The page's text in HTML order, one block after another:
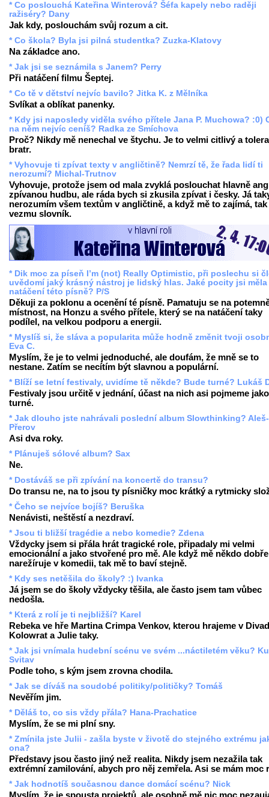
* Co poslouchá Kateřina Winterová? Šéfa kapely nebo raději
ražiséry? Dany
Jak kdy, poslouchám svůj rozum a cit.
* Co škola? Byla jsi pilná studentka? Zuzka-Klatovy
Na základce ano.
* Jak jsi se seznámila s Janem? Perry
Při natáčení filmu Šeptej.
* Co tě v dětství nejvíc bavilo? Jitka K. z Mělníka
Svlíkat a oblíkat panenky.
* Kdy jsi naposledy viděla svého přítele Jana P. Muchowa? :0)
na něm nejvíc ceníš? Radka ze Smíchova
Proč? Nikdy mě nenechal ve štychu. Je to velmi citlivý a
bratr.
* Vyhovuje ti zpívat texty v angličtině? Nemrzí tě, že řada lidí ti
nerozumí? Michal-Trutnov
Vyhovuje, protože jsem od mala zvyklá poslouchat hlavně
zpívanou hudbu, ale ráda bych si zkusila zpívat i česky. Já
nerozumím všem textům v angličtině, a když mě to zajímá, tak
vezmu slovník.
* Dik moc za píseň I’m (not) Really Optimistic, při poslechu si
uvědomí jaký krásný nástroj je lidský hlas. Jaké pocity jsi měla
natáčení této písně? P/S
Děkuji za poklonu a ocenění té písně. Pamatuju se na
místnost, na Honzu a svého přítele, který se na natáčení taky
podílel, na velkou podporu a energii.
* Myslíš si, že sláva a popularita může hodně změnit tvoji
Eva C.
Myslím, že je to velmi jednoduché, ale doufám, že mně se to
nestane. Zatím se necítím být slavnou a populární.
* Blíží se letní festivaly, uvidíme tě někde? Bude turné? Lukáš
Festivaly jsou určitě v jednání, účast na nich asi pojmeme jako
turné.
* Jak dlouho jste nahrávali poslední album Slowthinking? Aleš-
Přerov
Asi dva roky.
* Plánuješ sólové album? Sax
Ne.
* Dostáváš se při zpívání na koncertě do transu?
Do transu ne, na to jsou ty písničky moc krátký a rytmicky
* Čeho se nejvíce bojíš? Beruška
Nenávisti, neštěstí a nezdraví.
* Jsou ti bližší tragédie a nebo komedie? Zdena
Vždycky jsem si přála hrát tragické role, připadaly mi velmi
emocionální a jako stvořené pro mě. Ale když mě někdo dobře
narežíruje v komedii, tak mě to baví stejně.
* Kdy ses netěšila do školy? :) Ivanka
Já jsem se do školy vždycky těšila, ale často jsem tam vůbec
nedošla.
* Která z rolí je ti nejbližší? Karel
Rebeka ve hře Martina Crimpa Venkov, kterou hrajeme v
Kolowrat a Julie taky.
* Jak jsi vnímala hudební scénu ve svém ...náctiletém věku?
Svitav
Podle toho, s kým jsem zrovna chodila.
* Jak se díváš na soudobé politiky/političky? Tomáš
Nevěřím jim.
* Děláš to, co sis vždy přála? Hana-Prachatice
Myslím, že se mi plní sny.
* Zmínila jste Julii - zašla byste v životě do stejného extrému
ona?
Představy jsou často jiný než realita. Nikdy jsem nezažila tak
extrémní zamilování, abych pro něj zemřela. Asi se mám moc
* Jak hodnotíš současnou dance domácí scénu? Nick